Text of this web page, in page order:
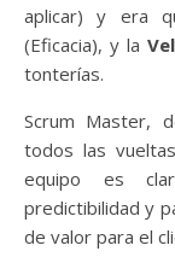
aplicar) y era
(Eficacia), y la
tonterías.
Scrum Master,
todos las
equipo es
predictibilidad y
de valor para el